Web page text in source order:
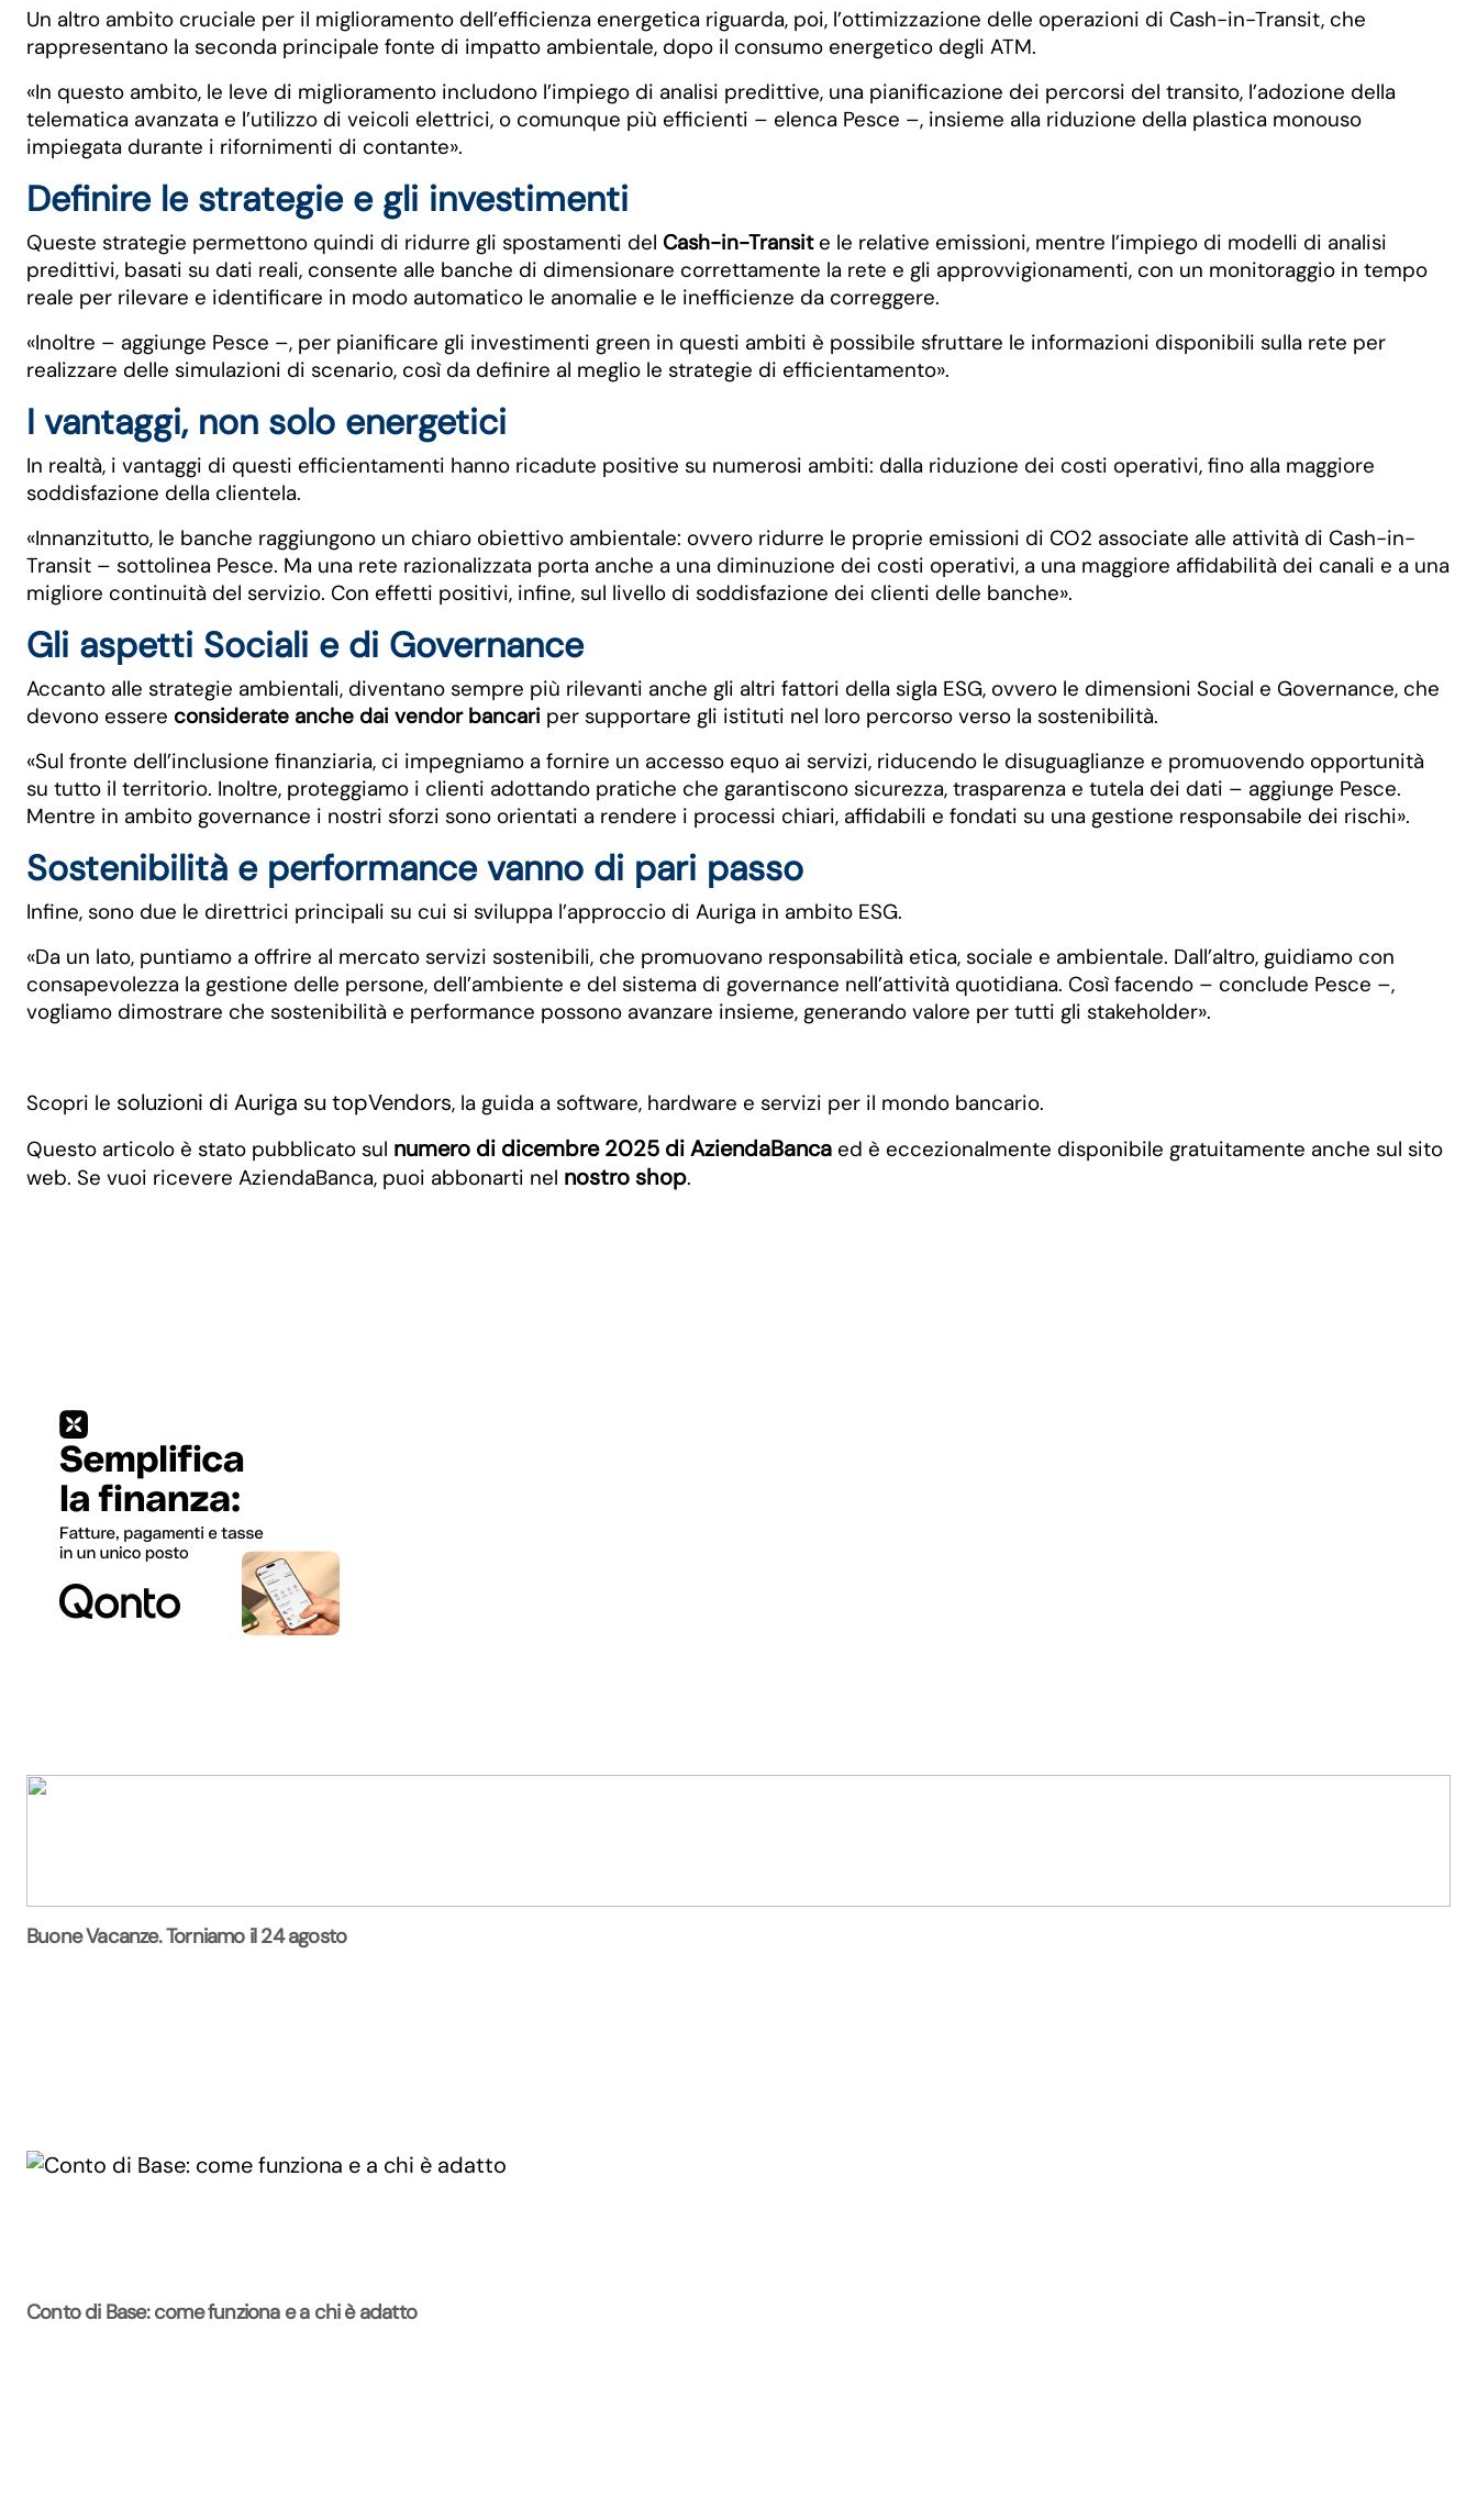
Un altro ambito cruciale per il miglioramento dell’efficienza energetica riguarda, poi, l’ottimizzazione delle operazioni di Cash-in-Transit, che
rappresentano la seconda principale fonte di impatto ambientale, dopo il consumo energetico degli ATM.
«In questo ambito, le leve di miglioramento includono l’impiego di analisi predittive, una pianificazione dei percorsi del transito, l’adozione della
telematica avanzata e l’utilizzo di veicoli elettrici, o comunque più efficienti – elenca Pesce –, insieme alla riduzione della plastica monouso
impiegata durante i rifornimenti di contante».
Definire le strategie e gli investimenti
Queste strategie permettono quindi di ridurre gli spostamenti del Cash-in-Transite le relative emissioni, mentre l’impiego di modelli di analisi
predittivi, basati su dati reali, consente alle banche di dimensionare correttamente la rete e gli approvvigionamenti, con un monitoraggio in tempo
reale per rilevare e identificare in modo automatico le anomalie e le inefficienze da correggere.
«Inoltre – aggiunge Pesce –, per pianificare gli investimenti green in questi ambiti è possibile sfruttare le informazioni disponibili sulla rete per
realizzare delle simulazioni di scenario, così da definire al meglio le strategie di efficientamento».
I vantaggi, non solo energetici
In realtà, i vantaggi di questi efficientamenti hanno ricadute positive su numerosi ambiti: dalla riduzione dei costi operativi, fino alla maggiore
soddisfazione della clientela.
«Innanzitutto, le banche raggiungono un chiaro obiettivo ambientale: ovvero ridurre le proprie emissioni di CO2 associate alle attività di Cash-in-
Transit – sottolinea Pesce. Ma una rete razionalizzata porta anche a una diminuzione dei costi operativi, a una maggiore affidabilità dei canali e a una
migliore continuità del servizio. Con effetti positivi, infine, sul livello di soddisfazione dei clienti delle banche».
Gli aspetti Sociali e di Governance
Accanto alle strategie ambientali, diventano sempre più rilevanti anche gli altri fattori della sigla ESG, ovvero le dimensioni Social e Governance, che
devono essere considerate anche dai vendor bancari per supportare gli istituti nel loro percorso verso la sostenibilità.
«Sul fronte dell’inclusione finanziaria, ci impegniamo a fornire un accesso equo ai servizi, riducendo le disuguaglianze e promuovendo opportunità
su tutto il territorio. Inoltre, proteggiamo i clienti adottando pratiche che garantiscono sicurezza, trasparenza e tutela dei dati – aggiunge Pesce.
Mentre in ambito governance i nostri sforzi sono orientati a rendere i processi chiari, affidabili e fondati su una gestione responsabile dei rischi».
Sostenibilità e performance vanno di pari passo
Infine, sono due le direttrici principali su cui si sviluppa l’approccio di Auriga in ambito ESG.
«Da un lato, puntiamo a offrire al mercato servizi sostenibili, che promuovano responsabilità etica, sociale e ambientale. Dall’altro, guidiamo con
consapevolezza la gestione delle persone, dell’ambiente e del sistema di governance nell’attività quotidiana. Così facendo – conclude Pesce –,
vogliamo dimostrare che sostenibilità e performance possono avanzare insieme, generando valore per tutti gli stakeholder».
Scopri le soluzioni di Auriga su topVendors, la guida a software, hardware e servizi per il mondo bancario.
Questo articolo è stato pubblicato sul numero di dicembre 2025 di AziendaBanca ed è eccezionalmente disponibile gratuitamente anche sul sito
web. Se vuoi ricevere AziendaBanca, puoi abbonarti nel nostro shop.
Buone Vacanze. Torniamo il 24 agosto
Conto di Base: come funziona e a chi è adatto